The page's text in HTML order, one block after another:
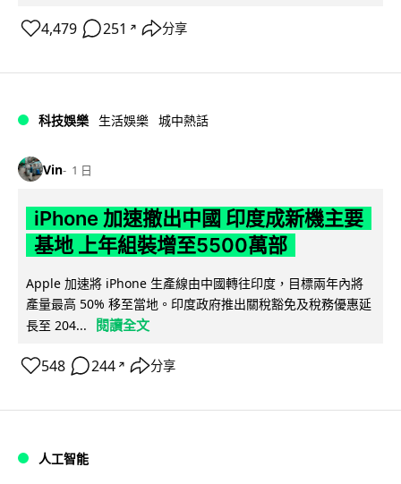
4,479 251 ↗ 分享
科技娛樂 生活娛樂 城中熱話
Vin 1 日
iPhone 加速撤出中國 印度成新機主要
基地 上年組裝增至5500萬部
Apple 加速將 iPhone 生產線由中國轉往印度，目標兩年內將
產量最高 50% 移至當地。印度政府推出關稅豁免及稅務優惠延
長至 204...
閱讀全文
548 244 ↗ 分享
人工智能